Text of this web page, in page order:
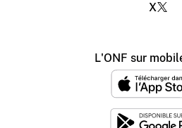
X
L'ONF sur